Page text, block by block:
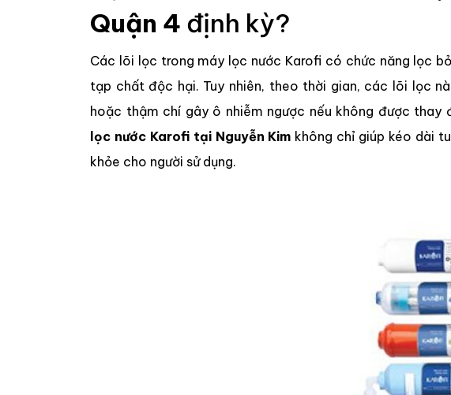
Quận 4 định kỳ?
Các lõi lọc trong máy lọc nước Karofi có chức năng lọc
tạp chất độc hại. Tuy nhiên, theo thời gian, các lõi lọc
hoặc thậm chí gây ô nhiễm ngược nếu không được thay
lọc nước Karofi tại Nguyễn Kim không chỉ giúp kéo dài
khỏe cho người sử dụng.